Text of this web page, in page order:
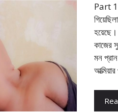
Part 1
হয়েছে।
কাজের
মন